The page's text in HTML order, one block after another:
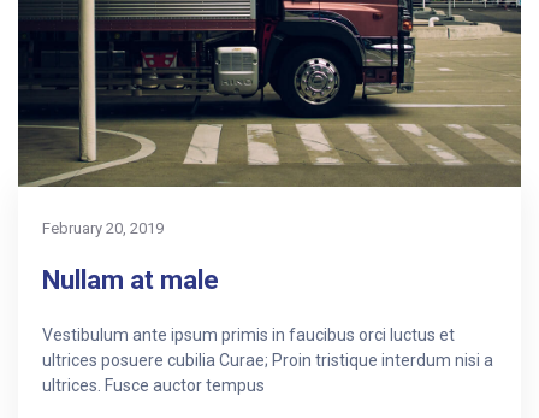
February 20, 2019
Nullam at male
Vestibulum ante ipsum primis in faucibus orci luctus et
ultrices posuere cubilia Curae; Proin tristique interdum nisi a
ultrices. Fusce auctor tempus